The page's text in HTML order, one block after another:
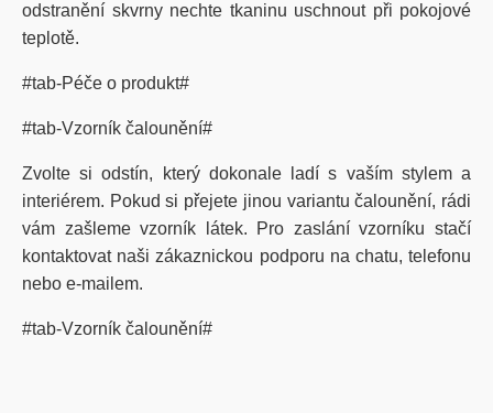
odstranění skvrny nechte tkaninu uschnout při pokojové
teplotě.
#tab-Péče o produkt#
#tab-Vzorník čalounění#
Zvolte si odstín, který dokonale ladí s vaším stylem a
interiérem. Pokud si přejete jinou variantu čalounění, rádi
vám zašleme vzorník látek. Pro zaslání vzorníku stačí
kontaktovat naši zákaznickou podporu na chatu, telefonu
nebo e-mailem.
#tab-Vzorník čalounění#